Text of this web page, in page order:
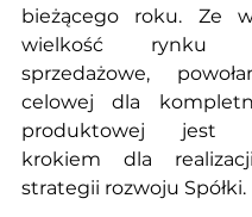
bieżącego roku. Ze
wielkość
sprzedażowe,
celowej dla
produktowej jest
krokiem dla
strategii rozwoju Spółki.